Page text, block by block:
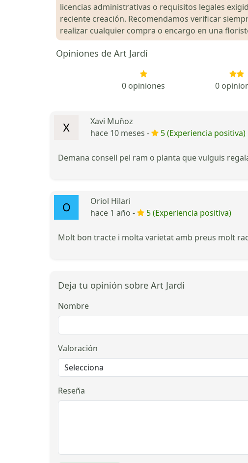
licencias administrativas o requisitos legales
reciente creación. Recomendamos verificar
realizar cualquier compra o encargo en una
Opiniones de Art Jardí
0 opiniones 0
Xavi Muñoz
hace 10 meses -
5 (Experiencia positiva)
Demana consell pel ram o planta que vulguis
Oriol Hilari
hace 1 año -
5 (Experiencia positiva)
Molt bon tracte i molta varietat amb preus molt
Deja tu opinión sobre Art Jardí
Nombre
Valoración
Reseña